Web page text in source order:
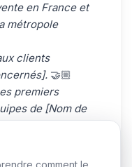
en France et
métropole
clients
🤝🏼
premiers
de [Nom de
articles/sujets,
comment le